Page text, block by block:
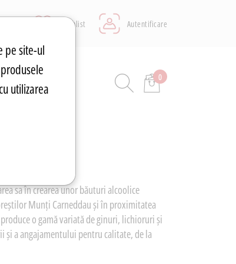
pe site-ul
utilizarea
Wishlist Autentificare
0
sa în crearea unor băuturi alcoolice
Munți Carneddau și în proximitatea
o gamă variată de ginuri, lichioruri și
și a angajamentului pentru calitate, de la